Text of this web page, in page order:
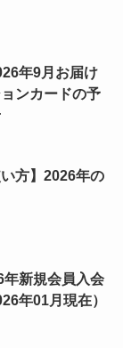
年9月お届け
ンカードの予
方】2026年の
年新規会員入会
年01月現在）